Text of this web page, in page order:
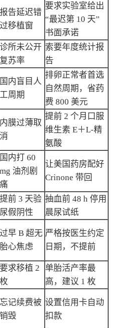
报告延迟错
过移植窗
要求实验室给出
“最迟第 10 天”
书面承诺
诊所未公开
复苏率
索要年度统计报
告
国内盲目人
工周期
排卵正常者首选
自然周期，省药
费 800 美元
内膜过薄取
消
提前 2 个月口服
维生素 E＋L-精
氨酸
国内打 60
mg 油剂剧
痛
让美国药房配好
Crinone 带回
提前 3 天验
尿假阴性
抽血前 48 h 停用
晨尿试纸
过早 B 超无
胎心焦虑
严格按医生约定
日期，不提前
要求移植 2
枚
单胎活产率最
高，建议 1 枚
忘记续费被
销毁
设置信用卡自动
扣款